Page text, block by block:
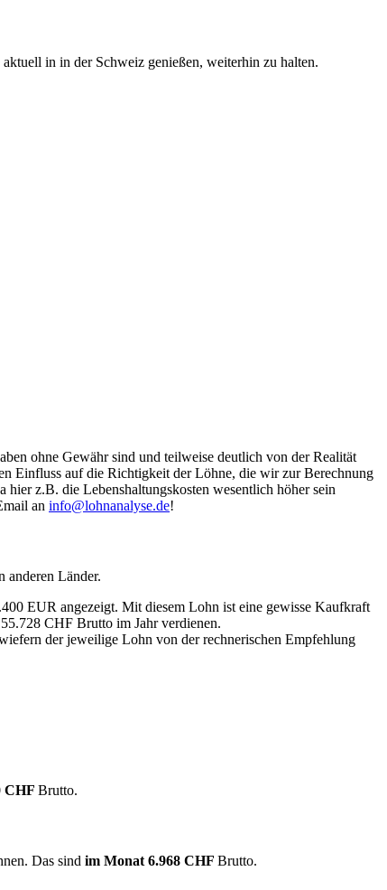
in in der Schweiz genießen, weiterhin zu halten.
ohne Gewähr sind und teilweise deutlich von der Realität
Einfluss auf die Richtigkeit der Löhne, die wir zur Berechnung
z.B. die Lebenshaltungskosten wesentlich höher sein
an info@lohnanalyse.de!
anderen Länder.
EUR angezeigt. Mit diesem Lohn ist eine gewisse Kaufkraft
CHF Brutto im Jahr verdienen.
der jeweilige Lohn von der rechnerischen Empfehlung
CHF Brutto.
Das sind im Monat 6.968 CHF Brutto.